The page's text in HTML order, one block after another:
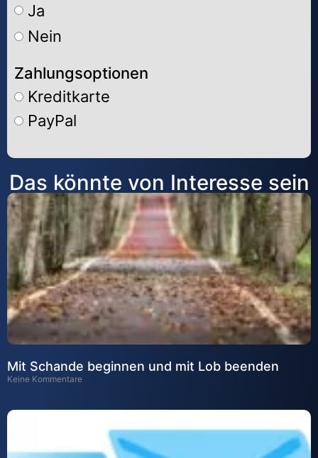
Ja
Nein
Zahlungsoptionen
Kreditkarte
PayPal
Alternative:
Das könnte von Interesse sein
Mit Schande beginnen und mit Lob beenden
Keine Kommentare